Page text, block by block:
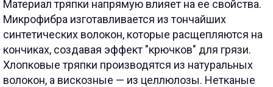
Материал тряпки напрямую влияет на ее свойства.
Микрофибра изготавливается из тончайших
синтетических волокон, которые расщепляются на
кончиках, создавая эффект "крючков" для грязи.
Хлопковые тряпки производятся из натуральных
волокон, а вискозные — из целлюлозы. Нетканые